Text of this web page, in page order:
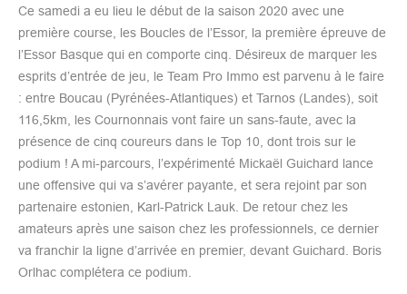
Ce samedi a eu lieu le début de la saison 2020 avec une
première course, les Boucles de l’Essor, la première épreuve de
l’Essor Basque qui en comporte cinq. Désireux de marquer les
esprits d’entrée de jeu, le Team Pro Immo est parvenu à le faire
: entre Boucau (Pyrénées-Atlantiques) et Tarnos (Landes), soit
116,5km, les Cournonnais vont faire un sans-faute, avec la
présence de cinq coureurs dans le Top 10, dont trois sur le
podium ! A mi-parcours, l’expérimenté Mickaël Guichard lance
une offensive qui va s’avérer payante, et sera rejoint par son
partenaire estonien, Karl-Patrick Lauk. De retour chez les
amateurs après une saison chez les professionnels, ce dernier
va franchir la ligne d’arrivée en premier, devant Guichard. Boris
Orlhac complétera ce podium.